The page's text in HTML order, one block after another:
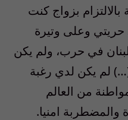
بزواج كنت
وعلى وتيرة
في حرب، ولم يكن
لم يكن لدي رغبة
من العالم
والمضطربة امنيا.